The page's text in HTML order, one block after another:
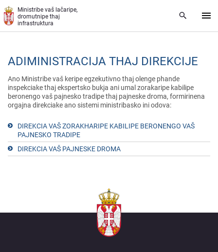
Skip to main content
Ministribe vaš lačaripe,
dromutnipe thaj
infrastruktura
ADIMINISTRACIJA THAJ DIREKCIJE
Ano Ministribe vaš keripe egzekutivno thaj olenge phande
inspekciake thaj ekspertsko bukja ani umal zorakaripe kabilipe
beronengo vaš pajnesko tradipe thaj pajneske droma, formirinena
orgajna direkciake ano sistemi ministribasko ini odova:
DIREKCIA VAŠ ZORAKHARIPE KABILIPE BERONENGO VAŠ
PAJNESKO TRADIPE
DIREKCIA VAŠ PAJNESKE DROMA